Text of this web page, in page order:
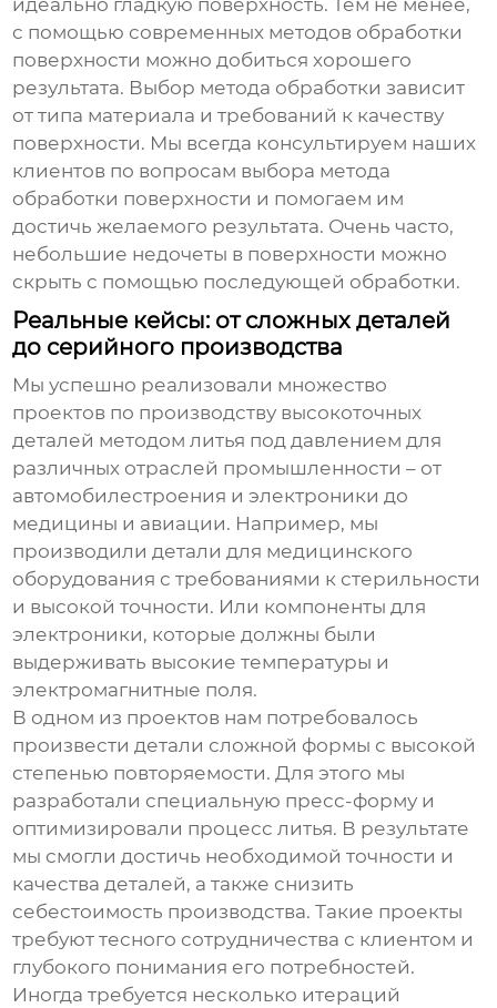
идеально гладкую поверхность. Тем не менее,
с помощью современных методов обработки
поверхности можно добиться хорошего
результата. Выбор метода обработки зависит
от типа материала и требований к качеству
поверхности. Мы всегда консультируем наших
клиентов по вопросам выбора метода
обработки поверхности и помогаем им
достичь желаемого результата. Очень часто,
небольшие недочеты в поверхности можно
скрыть с помощью последующей обработки.
Реальные кейсы: от сложных деталей
до серийного производства
Мы успешно реализовали множество
проектов по производству высокоточных
деталей методом литья под давлением для
различных отраслей промышленности – от
автомобилестроения и электроники до
медицины и авиации. Например, мы
производили детали для медицинского
оборудования с требованиями к стерильности
и высокой точности. Или компоненты для
электроники, которые должны были
выдерживать высокие температуры и
электромагнитные поля.
В одном из проектов нам потребовалось
произвести детали сложной формы с высокой
степенью повторяемости. Для этого мы
разработали специальную пресс-форму и
оптимизировали процесс литья. В результате
мы смогли достичь необходимой точности и
качества деталей, а также снизить
себестоимость производства. Такие проекты
требуют тесного сотрудничества с клиентом и
глубокого понимания его потребностей.
Иногда требуется несколько итераций